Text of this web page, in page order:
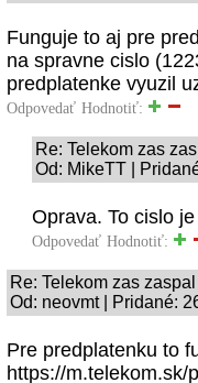
Funguje to aj pre
na spravne cislo
predplatenke vyuzil
Odpovedať Hodnotiť:
Re: Telekom zas
Od: MikeTT |
Oprava. To cislo
Odpovedať Hodnotiť:
Re: Telekom zas zaspal
Od: neovmt | Pridané:
Pre predplatenku to
https://m.telekom.sk/